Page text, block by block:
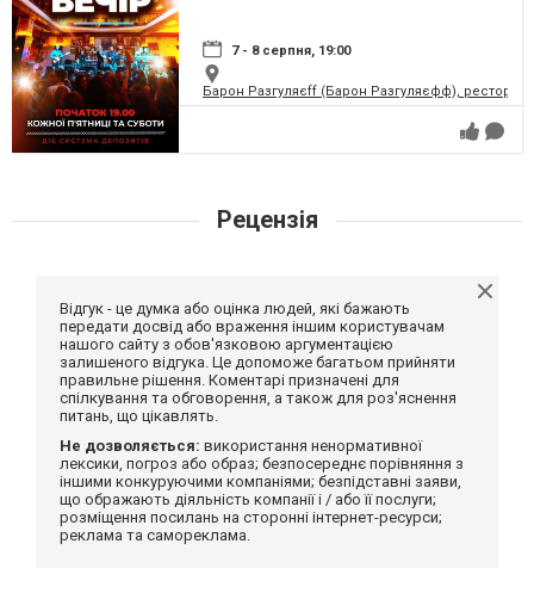
7 - 8 серпня, 19:00
Барон Разгуляєff (Барон Разгуляєфф),
Рецензія
Відгук - це думка або оцінка людей, які бажають
передати досвід або враження іншим користувачам
нашого сайту з обов'язковою аргументацією
залишеного відгука. Це допоможе багатьом прийняти
правильне рішення. Коментарі призначені для
спілкування та обговорення, а також для роз'яснення
питань, що цікавлять.
Не дозволяється: використання ненормативної
лексики, погроз або образ; безпосереднє порівняння з
іншими конкуруючими компаніями; безпідставні заяви,
що ображають діяльність компанії і / або її послуги;
розміщення посилань на сторонні інтернет-ресурси;
реклама та самореклама.